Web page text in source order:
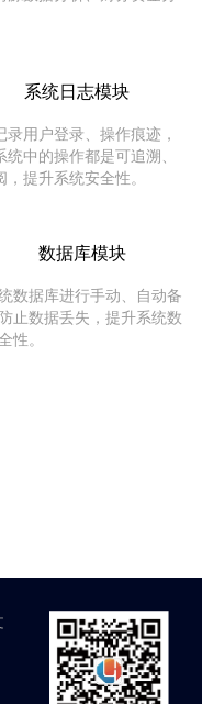
系统日志模块
录用户登录、操作痕迹，
统中的操作都是可追溯、
，提升系统安全性。
数据库模块
数据库进行手动、自动备
止数据丢失，提升系统数
性。